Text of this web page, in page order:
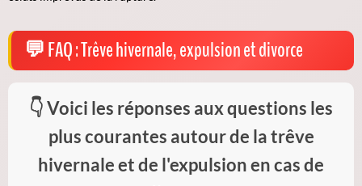
FAQ : Trêve hivernale, expulsion et divorce
Voici les réponses aux questions les
plus courantes autour de la trêve
hivernale et de l'expulsion en cas de